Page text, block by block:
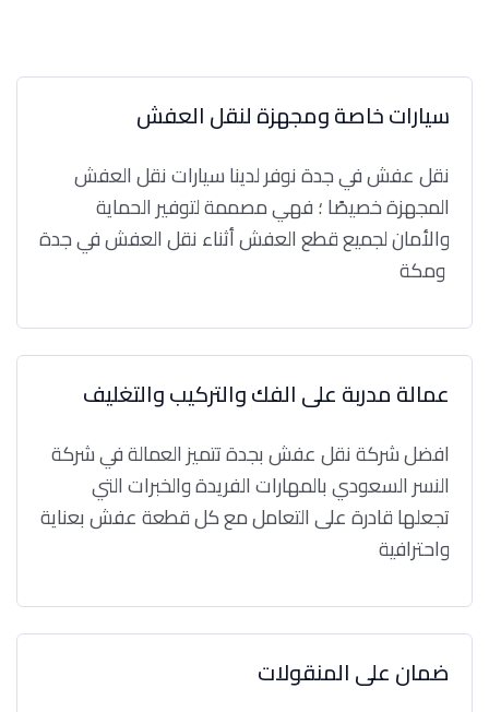
سيارات خاصة ومجهزة لنقل العفش
نقل عفش في جدة نوفر لدينا سيارات نقل العفش
المجهزة خصيصًا ؛ فهي مصممة لتوفير الحماية
والأمان لجميع قطع العفش أثناء نقل العفش في جدة
عمالة مدربة على الفك والتركيب والتغليف
افضل شركة نقل عفش بجدة تتميز العمالة في شركة
النسر السعودي بالمهارات الفريدة والخبرات التي
تجعلها قادرة على التعامل مع كل قطعة عفش بعناية
واحترافية
ضمان على المنقولات